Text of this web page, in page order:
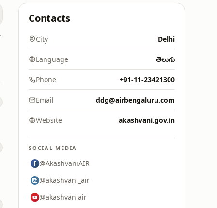
Contacts
City Delhi
Language తెలుగు
Phone +91-11-23421300
Email ddg@airbengaluru.com
Website akashvani.gov.in
SOCIAL MEDIA
@AkashvaniAIR
@akashvani_air
@akashvaniair